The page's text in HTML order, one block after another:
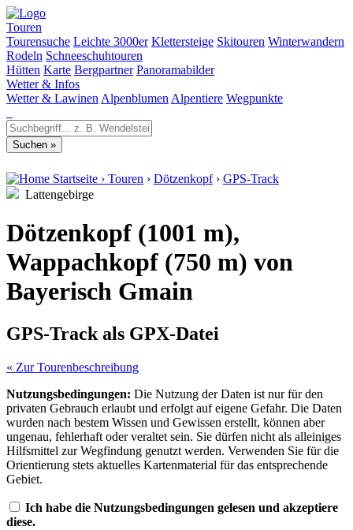
Touren
Tourensuche Leichte 3000er Klettersteige Skitouren Winterwandern
Rodeln Schneeschuhtouren
Hütten Karte Bergpartner Panoramabilder
Wetter & Infos
Wetter & Lawinen Alpenblumen Alpentiere Wegpunkte
Startseite › Touren › Dötzenkopf › GPS-Track
Lattengebirge
Dötzenkopf (1001 m),
Wappachkopf (750 m) von
Bayerisch Gmain
GPS-Track als GPX-Datei
« Zur Tourenbeschreibung
Nutzungsbedingungen: Die Nutzung der Daten ist nur für den
privaten Gebrauch erlaubt und erfolgt auf eigene Gefahr. Die Daten
wurden nach bestem Wissen und Gewissen erstellt, können aber
ungenau, fehlerhaft oder veraltet sein. Sie dürfen nicht als alleiniges
Hilfsmittel zur Wegfindung genutzt werden. Verwenden Sie für die
Orientierung stets aktuelles Kartenmaterial für das entsprechende
Gebiet.
Ich habe die Nutzungsbedingungen gelesen und akzeptiere
diese.